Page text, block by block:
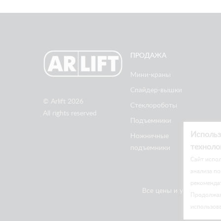
© Arlift 2026
All rights reserved
ПРОДАЖА
Мини-краны
Спайдер-вышки
Стеклороботы
Подъемники
Ножничные
подъемники
Все цены и условия на
Cайт
анализа